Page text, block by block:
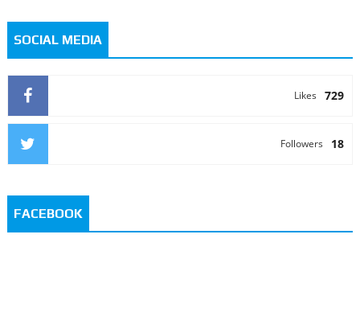
SOCIAL MEDIA
729
Likes
18
Followers
FACEBOOK